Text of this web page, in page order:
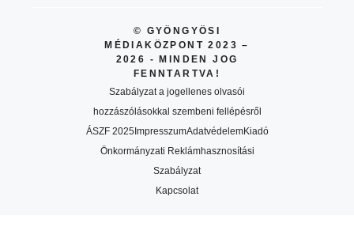
© GYÖNGYÖSI
MÉDIAKÖZPONT 2023 –
2026 - MINDEN JOG
FENNTARTVA!
Szabályzat a jogellenes olvasói
hozzászólásokkal szembeni fellépésről
ÁSZF 2025ImpresszumAdatvédelemKiadó
Önkormányzati Reklámhasznosítási
Szabályzat
Kapcsolat